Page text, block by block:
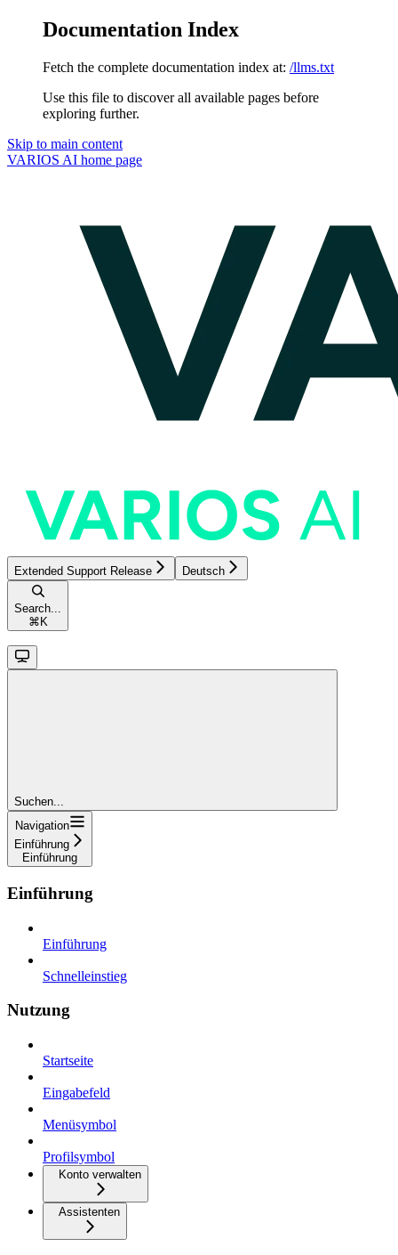
Documentation Index
Fetch the complete documentation index at: /llms.txt
Use this file to discover all available pages before
exploring further.
Skip to main content
VARIOS AI home page
Extended Support Release Deutsch
Search...
⌘ K
Suchen...
Navigation
Einführung
Einführung
Einführung
Einführung
Schnelleinstieg
Nutzung
Startseite
Eingabefeld
Menüsymbol
Profilsymbol
Konto verwalten
Assistenten